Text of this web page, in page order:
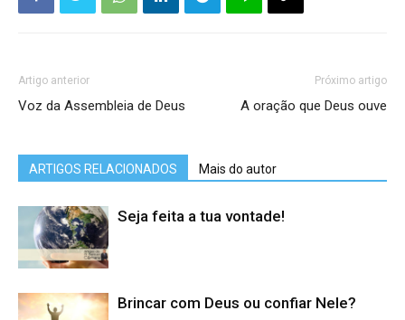
Artigo anterior
Voz da Assembleia de Deus
Próximo artigo
A oração que Deus ouve
ARTIGOS RELACIONADOS Mais do autor
Seja feita a tua vontade!
Brincar com Deus ou confiar Nele?